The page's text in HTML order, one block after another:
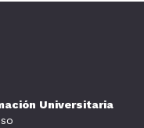
Universitaria